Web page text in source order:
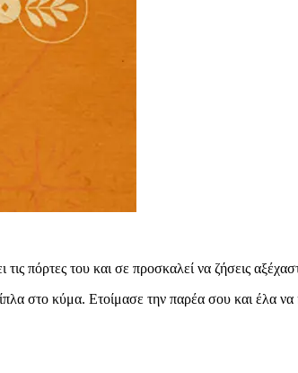
τις πόρτες του και σε προσκαλεί να ζήσεις
στο κύμα. Ετοίμασε την παρέα σου και έλα